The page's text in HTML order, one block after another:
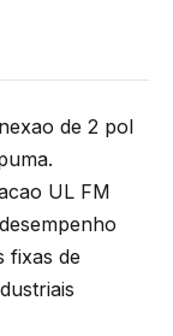
de 2 pol
UL FM
fixas de